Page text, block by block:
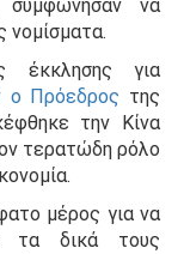
συμφώνησαν να
νομίσματα.
έκκλησης για
ο Πρόεδρος της
την Κίνα
τερατώδη ρόλο
μέρος για να
τα δικά τους